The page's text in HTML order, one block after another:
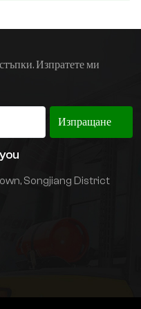
Изпратете ми
Изпращане
Songjiang District